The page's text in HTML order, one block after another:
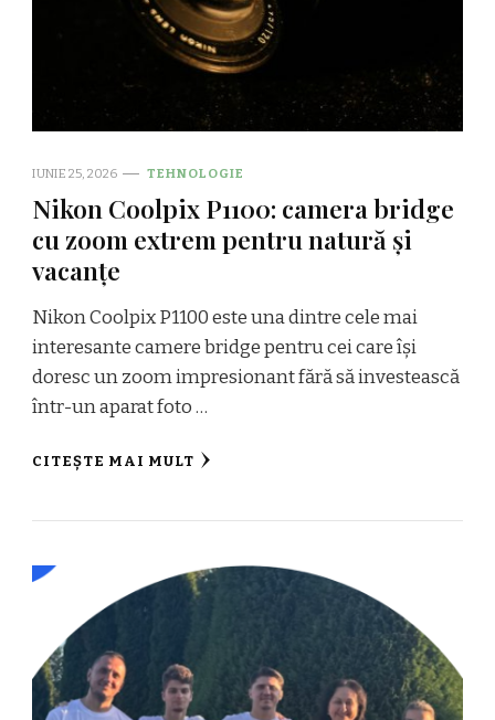
IUNIE 25, 2026 TEHNOLOGIE
Nikon Coolpix P1100: camera bridge
cu zoom extrem pentru natură și
vacanțe
Nikon Coolpix P1100 este una dintre cele mai
interesante camere bridge pentru cei care își
doresc un zoom impresionant fără să investească
într-un aparat foto …
CITEȘTE MAI MULT